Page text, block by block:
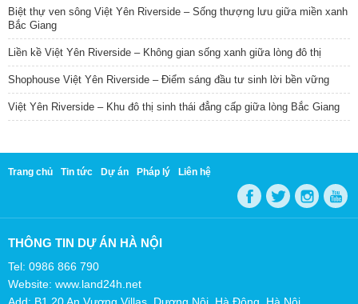
Biệt thự ven sông Việt Yên Riverside – Sống thượng lưu giữa miền xanh
Bắc Giang
Liền kề Việt Yên Riverside – Không gian sống xanh giữa lòng đô thị
Shophouse Việt Yên Riverside – Điểm sáng đầu tư sinh lời bền vững
Việt Yên Riverside – Khu đô thị sinh thái đẳng cấp giữa lòng Bắc Giang
Trang chủ Tin tức Dự án Pháp lý Liên hệ
THÔNG TIN DỰ ÁN HÀ NỘI
Tel: 0986 866 790
Website: www.land24h.net